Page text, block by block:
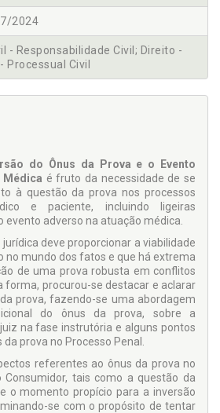
2024
- Responsabilidade Civil; Direito -
Processual Civil
do Ônus da Prova e o Evento
Médica é fruto da necessidade de se
à questão da prova nos processos
e paciente, incluindo ligeiras
evento adverso na atuação médica.
deve proporcionar a viabilidade
no mundo dos fatos e que há extrema
de uma prova robusta em conflitos
forma, procurou-se destacar e aclarar
prova, fazendo-se uma abordagem
do ônus da prova, sobre a
na fase instrutória e alguns pontos
prova no Processo Penal.
referentes ao ônus da prova no
Consumidor, tais como a questão da
o momento propício para a inversão
se com o propósito de tentar